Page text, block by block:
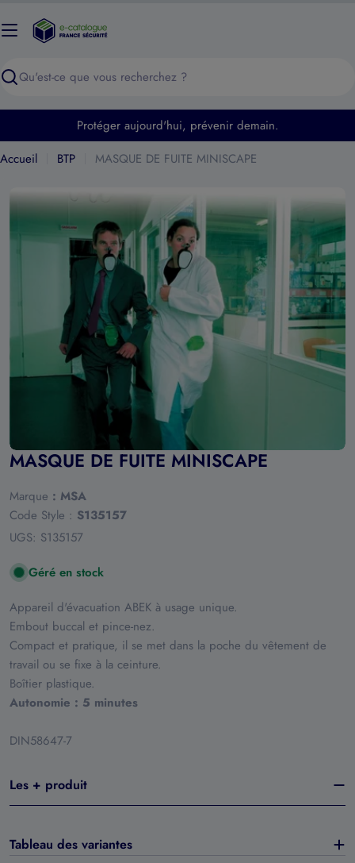
au
Recherche
Protéger aujourd'hui, prévenir demain.
Accueil
BTP MASQUE DE FUITE MINISCAPE
Ouvrir le média 0 en mode modal
MASQUE DE FUITE MINISCAPE
Marque : MSA
Code Style : S135157
UGS: S135157
Géré en stock
Appareil d'évacuation ABEK à usage unique.
Embout buccal et pince-nez.
Compact et pratique, il se met dans la poche du vêtement de
travail ou se fixe à la ceinture.
Boîtier plastique.
Autonomie : 5 minutes
DIN58647-7
Les + produit
Tableau des variantes